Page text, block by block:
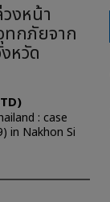
งหน้า
กภัยจาก
หวัด
: case
in Nakhon Si